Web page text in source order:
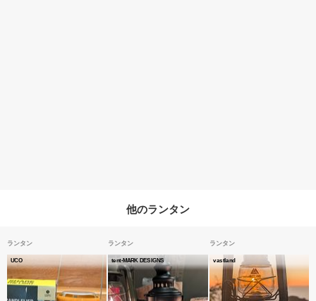
他のランタン
ランタン
UCO
ランタン
tent-MARK DESIGNS
ランタン
vastland